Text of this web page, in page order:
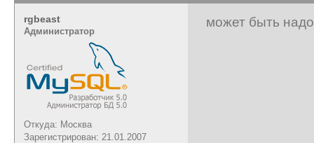
rgbeast
Администратор
Откуда: Москва
Зарегистрирован: 21.01.2007
может быть